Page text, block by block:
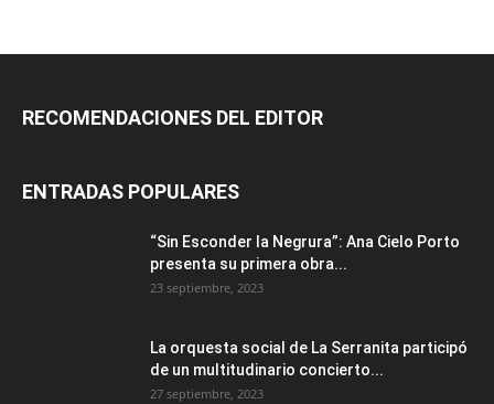
RECOMENDACIONES DEL EDITOR
ENTRADAS POPULARES
“Sin Esconder la Negrura”: Ana Cielo Porto
presenta su primera obra...
23 septiembre, 2023
La orquesta social de La Serranita participó
de un multitudinario concierto...
27 septiembre, 2023